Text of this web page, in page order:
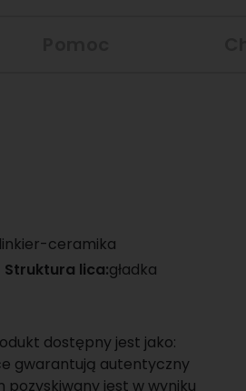
ceramika
Struktura lica:gładka
dostępny jest jako:
gwarantują autentyczny
jest w wyniku